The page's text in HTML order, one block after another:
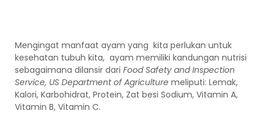
Mengingat manfaat ayam yang kita perlukan untuk
kesehatan tubuh kita, ayam memiliki kandungan nutrisi
sebagaimana dilansir dari Food Safety and Inspection
Service, US Department of Agriculture meliputi: Lemak,
Kalori, Karbohidrat, Protein, Zat besi Sodium, Vitamin A,
Vitamin B, Vitamin C.